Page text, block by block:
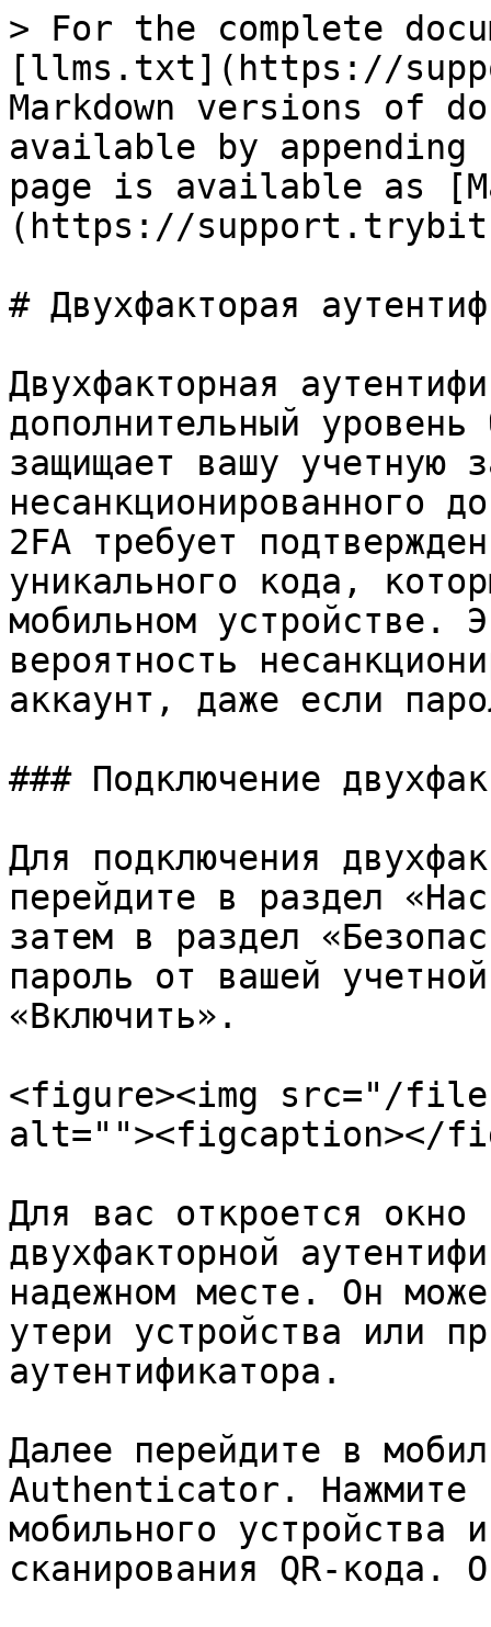
> For the complete
[llms.txt](https://
Markdown versions of
available by
page is available as
(https://
# Двухфакторая
Двухфакторная
дополнительный
защищает вашу учетную
несанкционированного
2FA требует
уникального кода,
мобильном устройстве.
вероятность
аккаунт, даже если
### Подключение
Для подключения
перейдите в раздел
затем в раздел
пароль от вашей
«Включить».
<figure><img src="/files/
alt=""><figcaption></
Для вас откроется окно
двухфакторной
надежном месте. Он
утери устройства или
аутентификатора.
Далее перейдите в
Authenticator. Нажмите
мобильного устройства
сканирования QR-кода.